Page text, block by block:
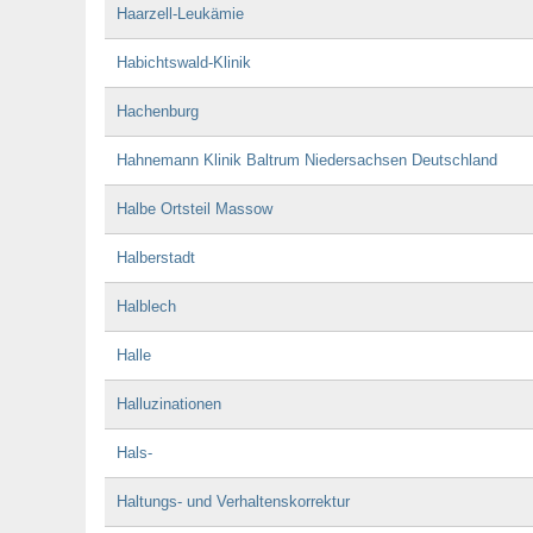
Haarzell-Leukämie
Habichtswald-Klinik
Hachenburg
Hahnemann Klinik Baltrum Niedersachsen Deutschland
Halbe Ortsteil Massow
Halberstadt
Halblech
Halle
Halluzinationen
Hals-
Haltungs- und Verhaltenskorrektur